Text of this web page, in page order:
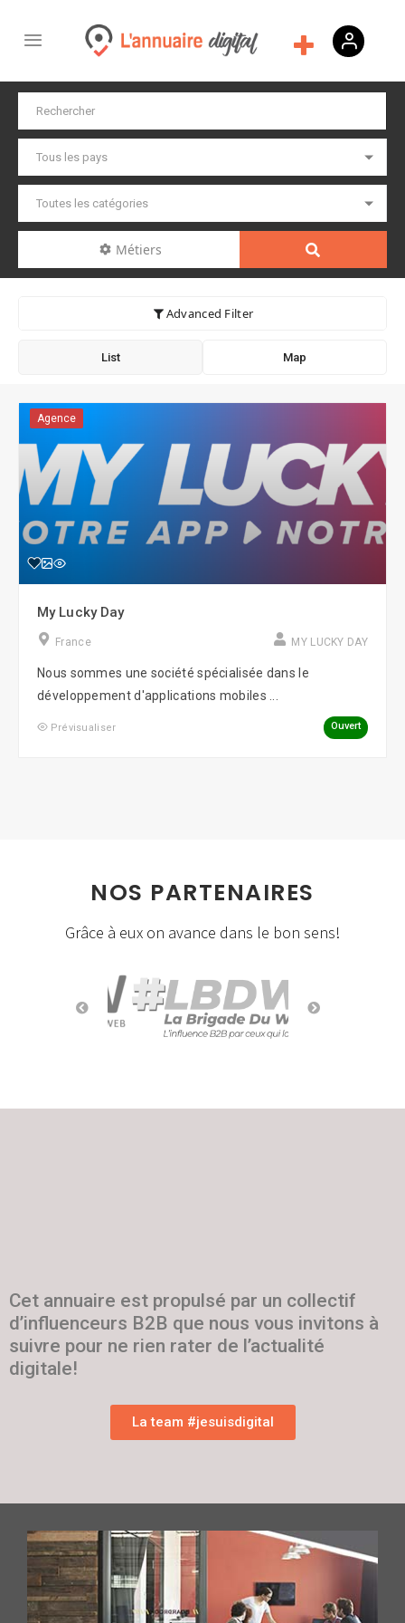
Métiers
Advanced Filter
List Map
Agence
My Lucky Day
France MY LUCKY DAY
Nous sommes une société spécialisée dans le
développement d'applications mobiles ...
Prévisualiser Ouvert
NOS PARTENAIRES
Grâce à eux on avance dans le bon sens!
Cet annuaire est propulsé par un collectif
d’influenceurs B2B que nous vous invitons à
suivre pour ne rien rater de l’actualité
digitale!
La team #jesuisdigital